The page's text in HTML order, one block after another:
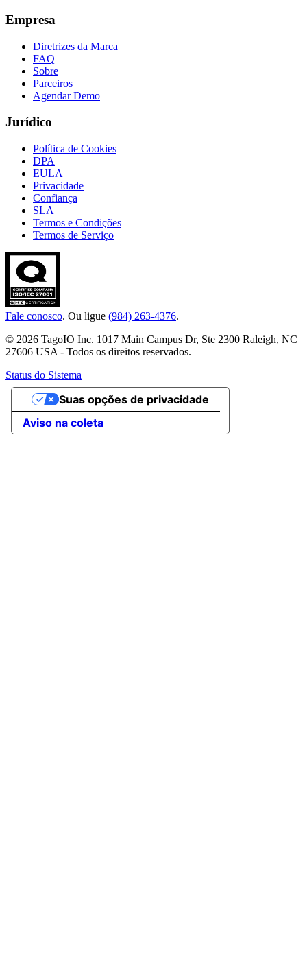
Empresa
Diretrizes da Marca
FAQ
Sobre
Parceiros
Agendar Demo
Jurídico
Política de Cookies
DPA
EULA
Privacidade
Confiança
SLA
Termos e Condições
Termos de Serviço
Fale conosco. Ou ligue (984) 263-4376.
© 2026 TagoIO Inc. 1017 Main Campus Dr, Ste 2300 Raleigh, NC
27606 USA - Todos os direitos reservados.
Status do Sistema
Aviso na coleta
Suas opções de privacidade